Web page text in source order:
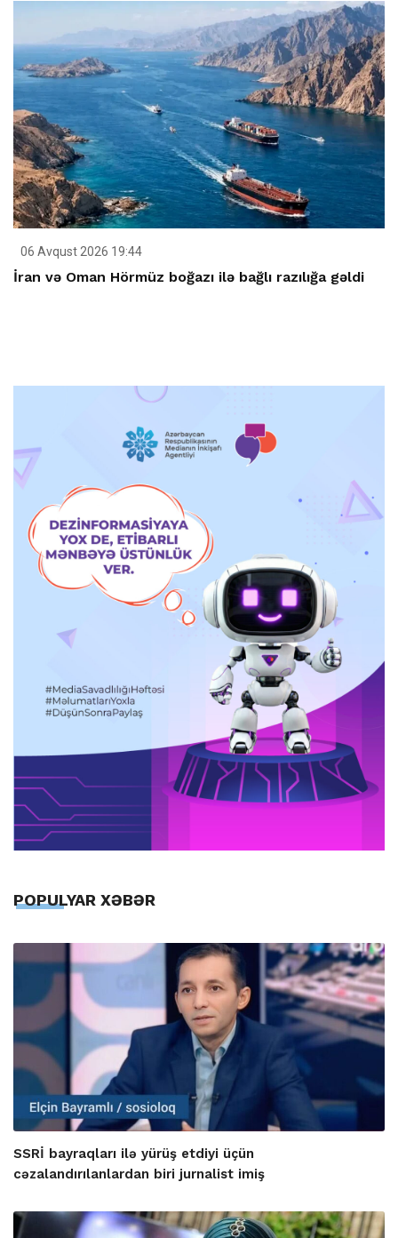
06 Avqust 2026 19:44
İran və Oman Hörmüz boğazı ilə bağlı razılığa gəldi
POPULYAR XƏBƏR
SSRİ bayraqları ilə yürüş etdiyi üçün
cəzalandırılanlardan biri jurnalist imiş